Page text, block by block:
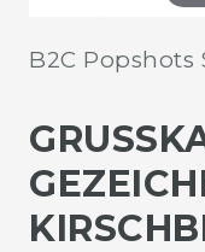
B2C Popshots